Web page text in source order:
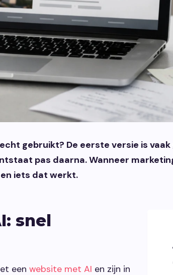
gebruikt? De eerste versie is
pas daarna. Wanneer
iets dat werkt.
snel
een website met AI en zijn in